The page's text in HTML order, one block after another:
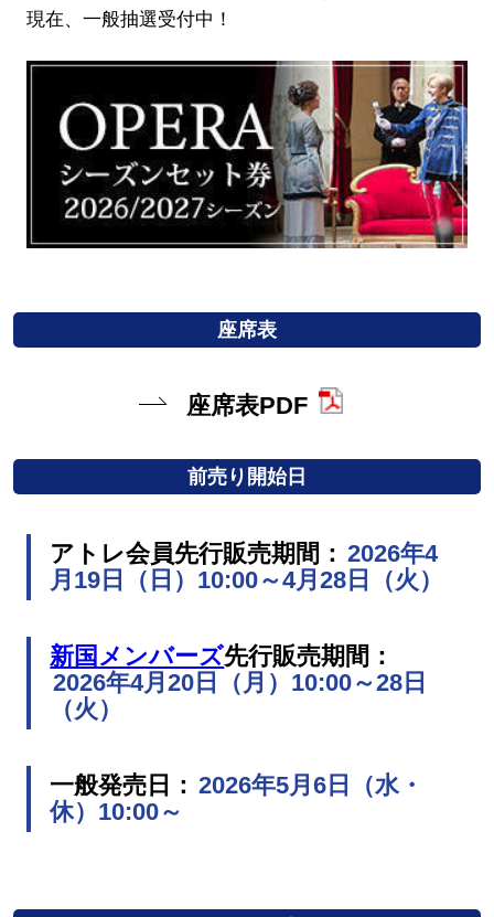
現在、一般抽選受付中！
座席表
座席表PDF
前売り開始日
アトレ会員先行販売期間： 2026年4
月19日（日）10:00～4月28日（火）
新国メンバーズ先行販売期間：
2026年4月20日（月）10:00～28日
（火）
一般発売日： 2026年5月6日（水・
休）10:00～